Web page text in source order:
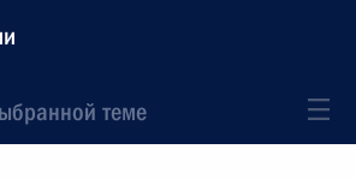
теме